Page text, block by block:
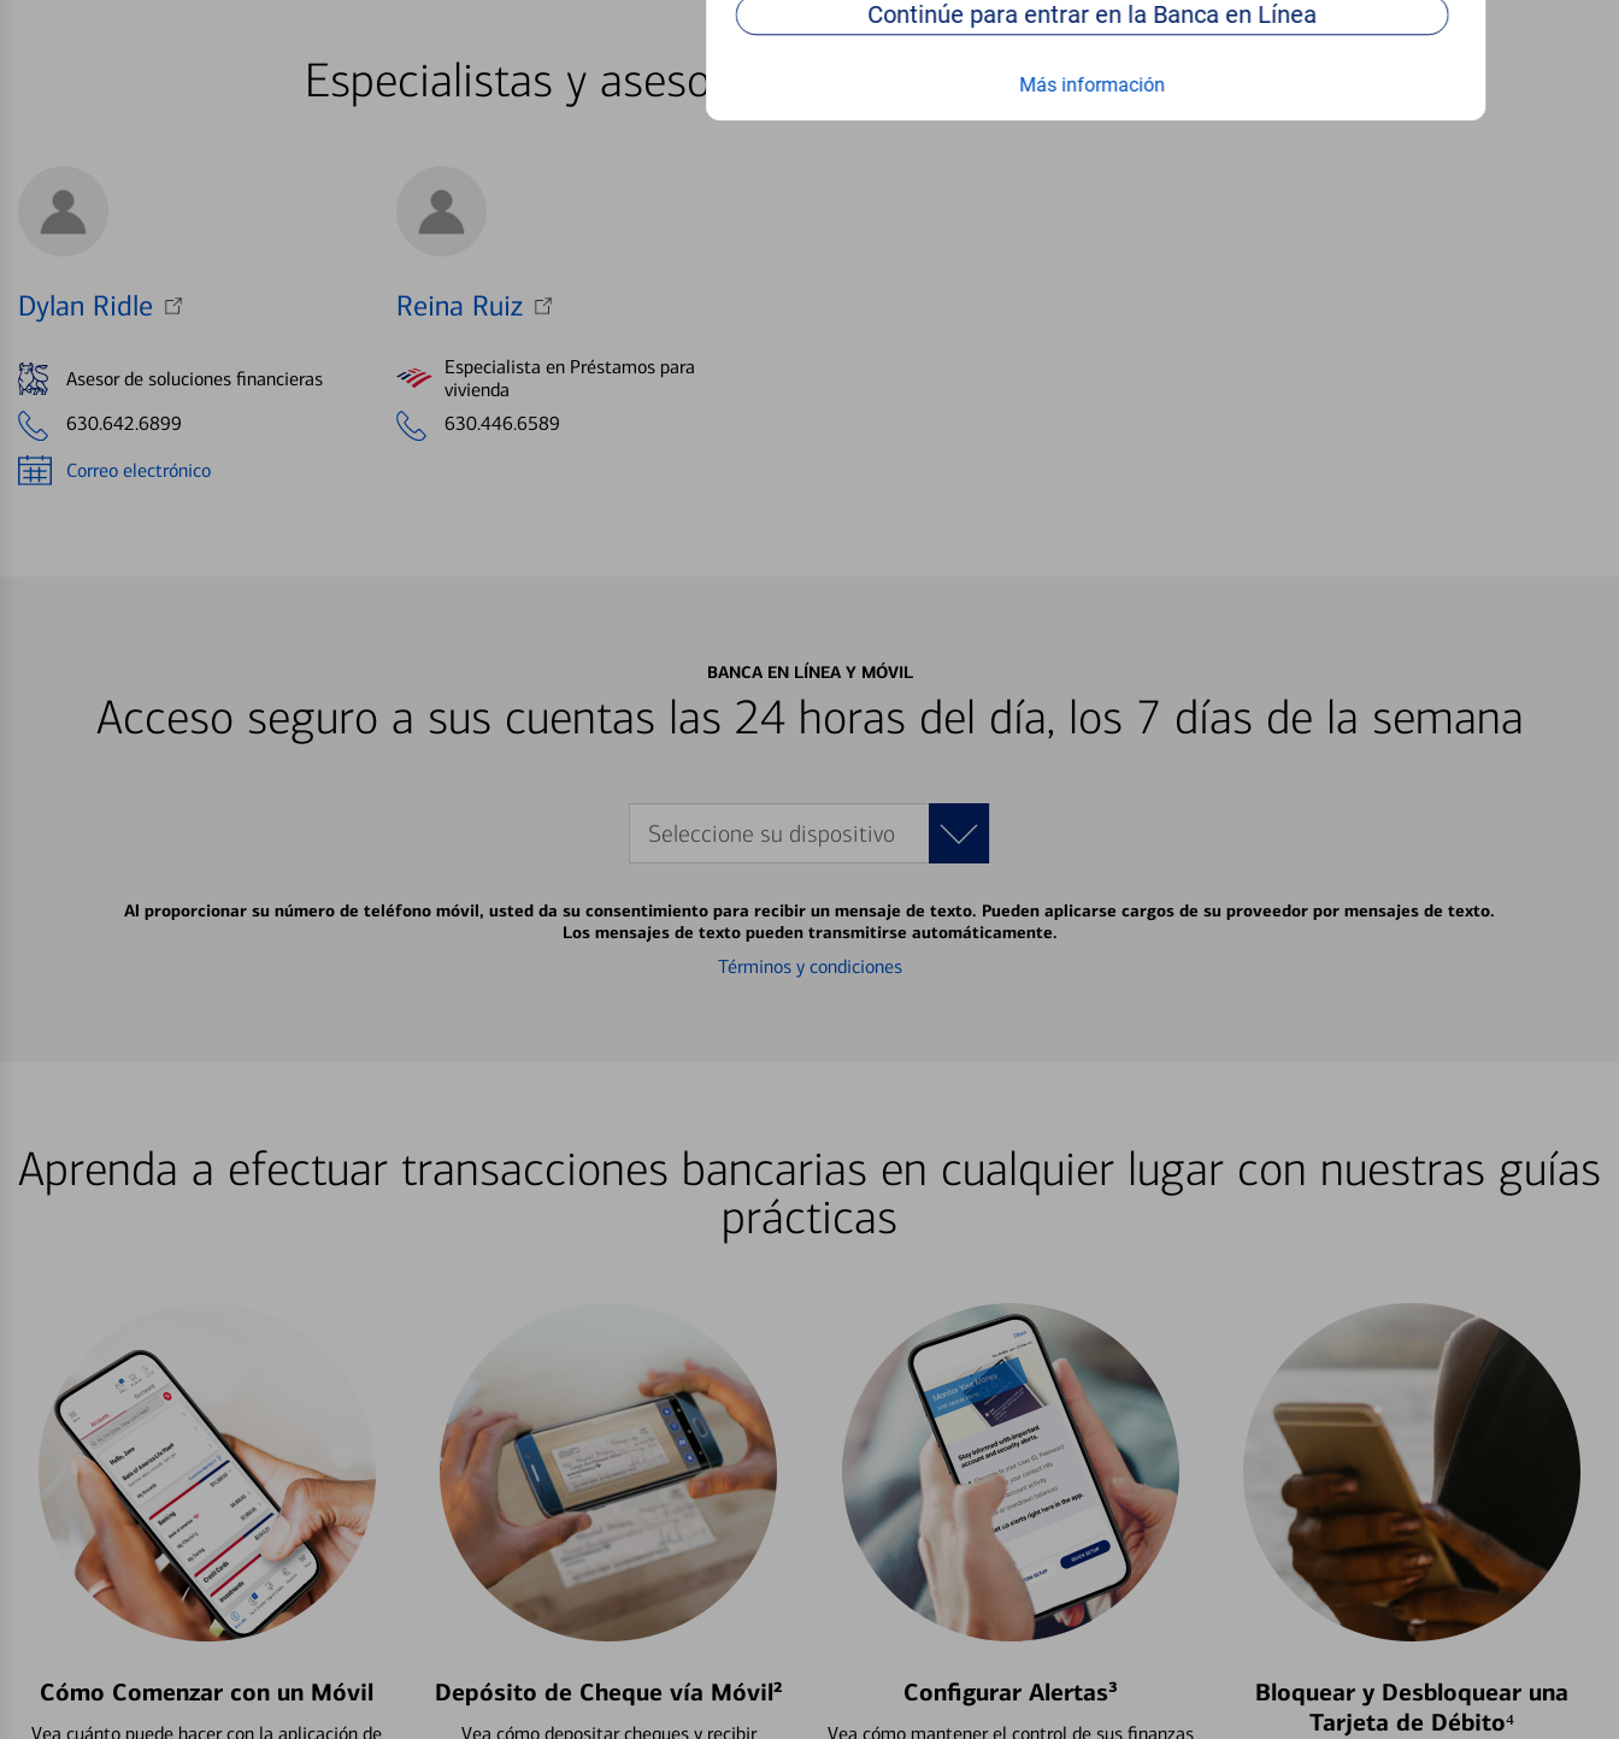
Continúe para entrar en la Banca en Línea
Más información
Especialistas y asesores locales en Glendale Heights
Dylan Ridle
Asesor de soluciones financieras
630.642.6899
Correo electrónico
Reina Ruiz
Especialista en Préstamos para
vivienda
630.446.6589
BANCA EN LÍNEA Y MÓVIL
Acceso seguro a sus cuentas las 24 horas del día, los 7 días de la semana
Seleccione su dispositivo
Al proporcionar su número de teléfono móvil, usted da su consentimiento para recibir un mensaje de texto. Pueden aplicarse cargos de su proveedor por mensajes de texto.
Los mensajes de texto pueden transmitirse automáticamente.
Términos y condiciones
Aprenda a efectuar transacciones bancarias en cualquier lugar con nuestras guías
prácticas
Cómo Comenzar con un Móvil
Vea cuánto puede hacer con la aplicación de
Depósito de Cheque vía Móvil²
Vea cómo depositar cheques y recibir
Configurar Alertas³
Vea cómo mantener el control de sus finanzas
Bloquear y Desbloquear una
Tarjeta de Débito⁴